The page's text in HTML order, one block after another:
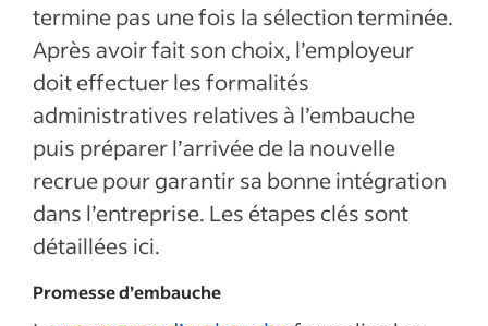
termine pas une fois la sélection terminée.
Après avoir fait son choix, l’employeur
doit effectuer les formalités
administratives relatives à l’embauche
puis préparer l’arrivée de la nouvelle
recrue pour garantir sa bonne intégration
dans l’entreprise. Les étapes clés sont
détaillées ici.
Promesse d’embauche